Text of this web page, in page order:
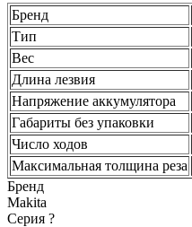
Бренд
Тип
Вес
Длина лезвия
Напряжение аккумулятора
Габариты без упаковки
Число ходов
Максимальная толщина реза
Бренд
Makita
Серия ?